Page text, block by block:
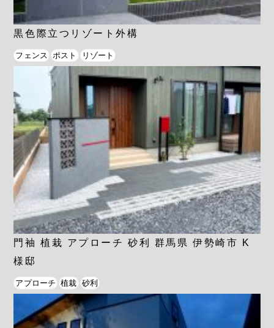
黒色際立つリゾート外構
フェンス ポスト リゾート
門袖 植栽 アプローチ 砂利 群馬県 伊勢崎市 K
様邸
アプローチ 植栽 砂利